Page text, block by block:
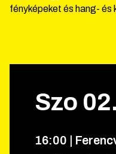
fényképeket és hang-
Szo 02.
16:00